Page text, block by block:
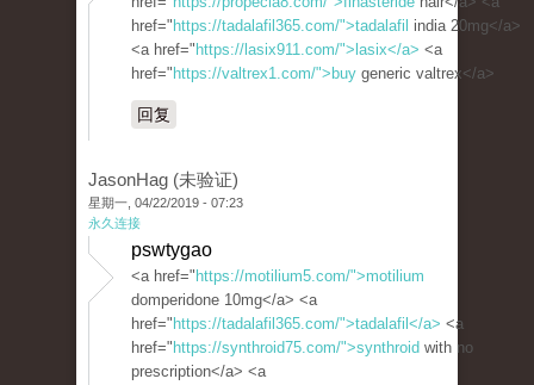
href=" https://tadalafil365.com/">tadalafil india 20mg</a>
<a href=" https://lasix911.com/">lasix</a> <a
href=" https://valtrex1.com/">buy generic valtrex</a>
回复
JasonHag (未验证)
星期一, 04/22/2019 - 07:23
永久连接
pswtygao
<a href=" https://motilium5.com/">motilium
domperidone 10mg</a> <a
href=" https://tadalafil365.com/">tadalafil</a> <a
href=" https://synthroid75.com/">synthroid with no
prescription</a> <a